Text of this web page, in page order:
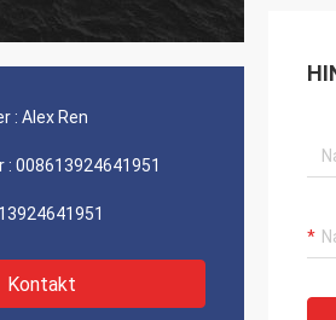
Firma besonders der Service.
: Alex Ren
: 008613924641951
Kontakt